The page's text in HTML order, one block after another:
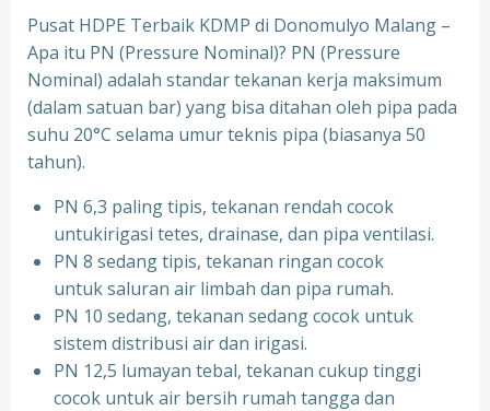
Pusat HDPE Terbaik KDMP di Donomulyo Malang –
Apa itu PN (Pressure Nominal)? PN (Pressure
Nominal) adalah standar tekanan kerja maksimum
(dalam satuan bar) yang bisa ditahan oleh pipa pada
suhu 20°C selama umur teknis pipa (biasanya 50
tahun).
PN 6,3 paling tipis, tekanan rendah cocok
untukirigasi tetes, drainase, dan pipa ventilasi.
PN 8 sedang tipis, tekanan ringan cocok
untuk saluran air limbah dan pipa rumah.
PN 10 sedang, tekanan sedang cocok untuk
sistem distribusi air dan irigasi.
PN 12,5 lumayan tebal, tekanan cukup tinggi
cocok untuk air bersih rumah tangga dan